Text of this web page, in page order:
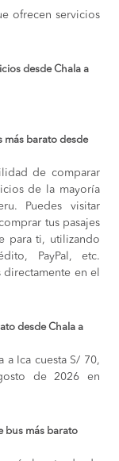
ofrecen servicios
desde Chala a
más barato desde
de comparar
de la mayoría
Puedes visitar
tus pasajes
para ti, utilizando
PayPal, etc.
directamente en el
desde Chala a
a Ica cuesta S/ 70,
de 2026 en
bus más barato